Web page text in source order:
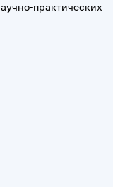
практических